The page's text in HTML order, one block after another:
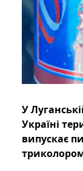
У
Україні
випускає